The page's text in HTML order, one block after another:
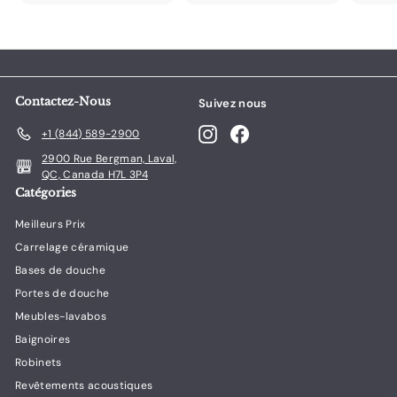
Contactez-Nous
+1 (844) 589-2900
2900 Rue Bergman, Laval,
QC, Canada H7L 3P4
Suivez nous
InstagramFacebook
Catégories
Meilleurs Prix
Carrelage céramique
Bases de douche
Portes de douche
Meubles-lavabos
Baignoires
Robinets
Revêtements acoustiques